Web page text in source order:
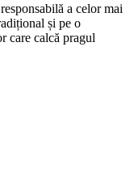
a celor mai
și pe o
care calcă pragul